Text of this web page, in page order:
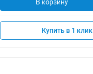
В корзину
Купить в 1 клик